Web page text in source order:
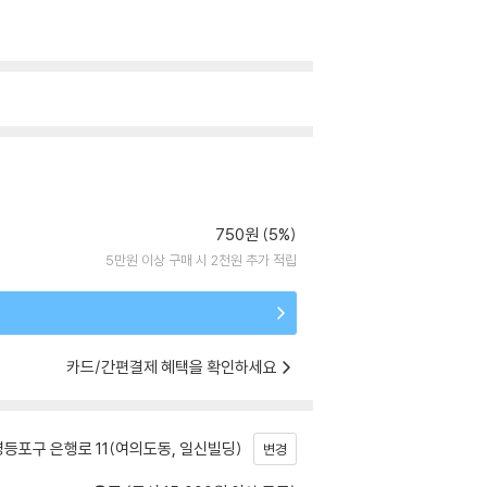
750원 (5%)
5만원 이상 구매 시 2천원 추가 적립
카드/간편결제 혜택을 확인하세요
포구 은행로 11(여의도동, 일신빌딩) 변경